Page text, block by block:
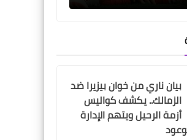
جدول مباريات الدورى المصرى 2026-
نتيجة قرعة الدوري
2026-2027
يفجر مفاجأة
زيزو و امام
انبي
بيان ناري من خوان بيزيرا ضد
الزمالك.. يكشف كواليس
أزمة الرحيل ويتهم الإدارة